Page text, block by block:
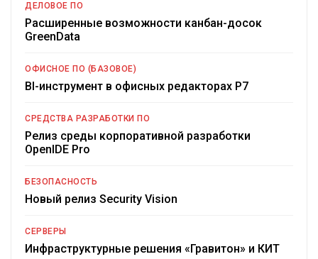
ДЕЛОВОЕ ПО
Расширенные возможности канбан-досок
GreenData
ОФИСНОЕ ПО (БАЗОВОЕ)
BI-инструмент в офисных редакторах Р7
СРЕДСТВА РАЗРАБОТКИ ПО
Релиз среды корпоративной разработки
OpenIDE Pro
БЕЗОПАСНОСТЬ
Новый релиз Security Vision
СЕРВЕРЫ
Инфраструктурные решения «Гравитон» и КИТ